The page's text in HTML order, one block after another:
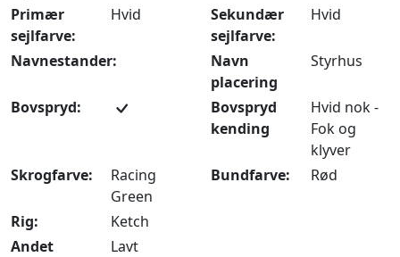
Primær
sejlfarve:
Hvid
Sekundær
sejlfarve:
Hvid
Navnestander:
Navn
placering
Styrhus
Bovspryd:
Bovspryd
kending
Hvid nok -
Fok og
klyver
Skrogfarve:
Racing
Green
Bundfarve: Rød
Rig:
Ketch
Andet
Lavt